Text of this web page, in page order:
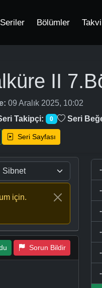
Seriler Bölümler
II
09 Aralık 2025, 10:02
Takipçi: 0 Seri
Seri Sayfası
için.
Sorun Bildir